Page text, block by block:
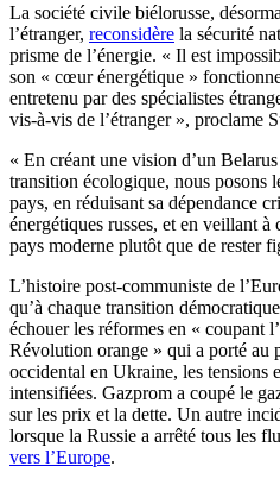
La société civile biélorusse,
l’étranger, reconsidère la sécurité
prisme de l’énergie. « Il est
son « cœur énergétique »
entretenu par des spécialistes
vis-à-vis de l’étranger », proclame
« En créant une vision d’un
transition écologique, nous posons
pays, en réduisant sa dépendance
énergétiques russes, et en veillant
pays moderne plutôt que de rester
L’histoire post-communiste de
qu’à chaque transition
échouer les réformes en « coupant
Révolution orange » qui a porté au
occidental en Ukraine, les tensions
intensifiées. Gazprom a coupé le
sur les prix et la dette. Un autre
lorsque la Russie a arrêté tous les
vers l’Europe.